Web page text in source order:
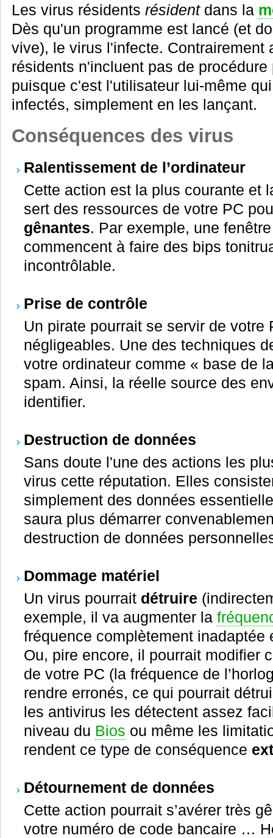
Les virus résidents résidentdans la
Dès qu'un programme est lancé (et
vive), le virus l'infecte. Contrairement
résidents n'incluent pas de
puisque c'est l'utilisateur lui-même
infectés, simplement en les lançant.
Conséquences des virus
Ralentissement de l’ordinateur
Cette action est la plus courante et
sert des ressources de votre PC
gênantes. Par exemple, une
commencent à faire des bips
incontrôlable.
Prise de contrôle
Un pirate pourrait se servir de votre
négligeables. Une des techniques
votre ordinateur comme « base de
spam. Ainsi, la réelle source des
identifier.
Destruction de données
Sans doute l'une des actions les
virus cette réputation. Elles
simplement des données
saura plus démarrer
destruction de données
Dommage matériel
Un virus pourrait détruire
exemple, il va augmenter la
fréquence complètement inadaptée
Ou, pire encore, il pourrait modifier
de votre PC (la fréquence de
rendre erronés, ce qui pourrait
les antivirus les détectent assez
niveau du Bios ou même les
rendent ce type de conséquence
Détournement de données
Cette action pourrait s’avérer très
votre numéro de code bancaire …